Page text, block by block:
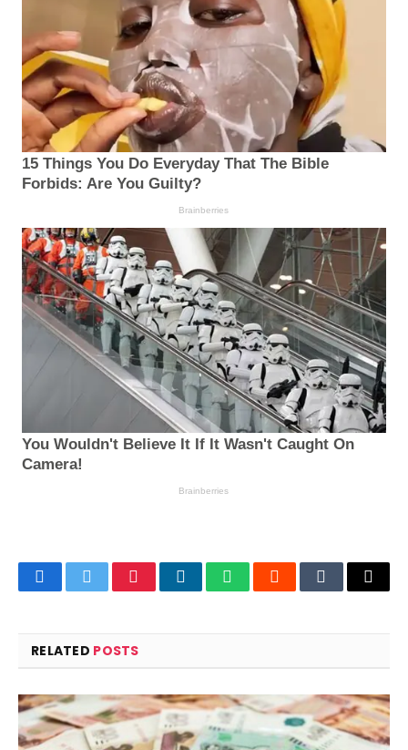
FacebookTwitterPinterestLinkedInWhatsAppRedditTumblrEmail
RELATED POSTS